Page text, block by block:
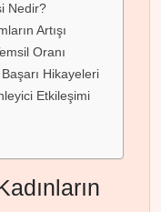
Nedir?
Artışı
Oranı
Hikayeleri
Etkileşimi